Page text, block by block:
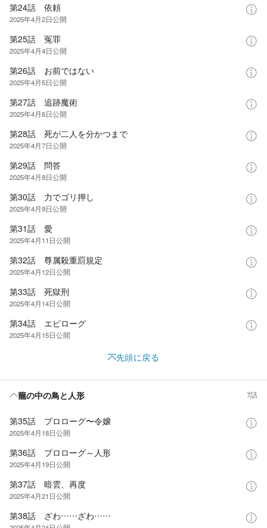
第24話 依頼
2025年4月2日公開
第25話 冤罪
2025年4月4日公開
第26話 お前ではない
2025年4月5日公開
第27話 追跡魔術
2025年4月6日公開
第28話 死が二人を分かつまで
2025年4月7日公開
第29話 問答
2025年4月8日公開
第30話 力でゴリ押し
2025年4月9日公開
第31話 愛
2025年4月11日公開
第32話 尊属殺重罰規定
2025年4月12日公開
第33話 死獄刑
2025年4月14日公開
第34話 エピローグ
2025年4月15日公開
先頭に戻る
籠の中の鳥と人形 7話
第35話 プロローグ〜令嬢
2025年4月18日公開
第36話 プロローグ～人形
2025年4月19日公開
第37話 暗雲、再度
2025年4月21日公開
第38話 ざわ……ざわ……